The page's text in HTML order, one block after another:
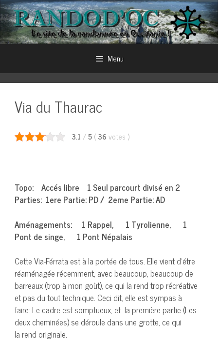
Aller
au
contenu
Menu
Via du Thaurac
3.1 /5 ( 36 votes )
Topo: Accés libre 1 Seul parcourt divisé en 2
Parties: 1ere Partie: PD / 2eme Partie: AD
Aménagements: 1 Rappel, 1 Tyrolienne, 1
Pont de singe, 1 Pont Népalais
Cette Via-Férrata est à la portée de tous. Elle vient d’étre
réaménagée récemment, avec beaucoup, beaucoup de
barreaux (trop à mon goùt), ce qui la rend trop récréative
et pas du tout technique. Ceci dit, elle est sympas à
faire: Le cadre est somptueux, et la première partie (Les
deux cheminées) se déroule dans une grotte, ce qui
la rend originale.